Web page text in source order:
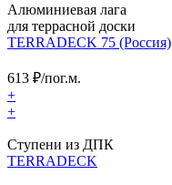
Алюминиевая лага
для террасной доски
TERRADECK 75 (Россия)
613 ₽/пог.м.
+
+
Ступени из ДПК
TERRADECK